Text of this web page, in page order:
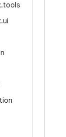
.tools
.ui